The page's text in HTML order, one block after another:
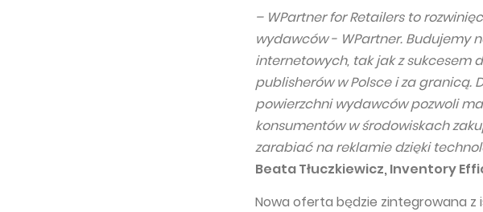
– WPartner for Retailers to
wydawców - WPartner. Budujemy
internetowych, tak jak z
publisherów w Polsce i za granicą.
powierzchni wydawców pozwoli
konsumentów w środowiskach
zarabiać na reklamie dzięki
Beata Tłuczkiewicz, Inventory
Nowa oferta będzie zintegrowana z